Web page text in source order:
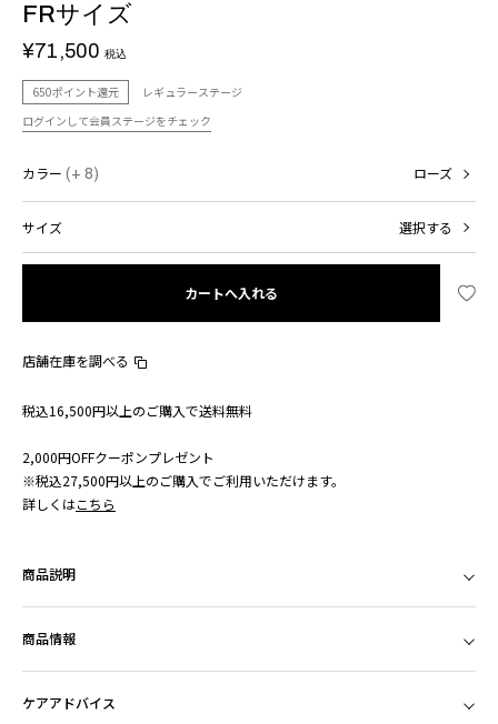
FRサイズ
¥71,500 税込
650ポイント還元
レギュラーステージ
ログインして会員ステージをチェック
カラー (+ 8) ローズ
サイズ 選択する
カートへ入れる
店舗在庫を調べる
税込16,500円以上のご購入で送料無料
2,000円OFFクーポンプレゼント
※税込27,500円以上のご購入でご利用いただけます。
詳しくはこちら
商品説明
商品情報
ケアアドバイス